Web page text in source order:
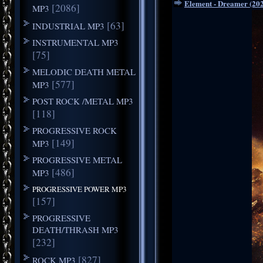
MP3 [2086]
INDUSTRIAL MP3 [63]
INSTRUMENTAL MP3
[75]
MELODIC DEATH METAL
MP3 [577]
POST ROCK /METAL MP3
[118]
PROGRESSIVE ROCK
MP3 [149]
PROGRESSIVE METAL
MP3 [486]
PROGRESSIVE POWER MP3
[157]
PROGRESSIVE
DEATH/THRASH MP3
[232]
ROCK MP3 [827]
Element - Dreamer